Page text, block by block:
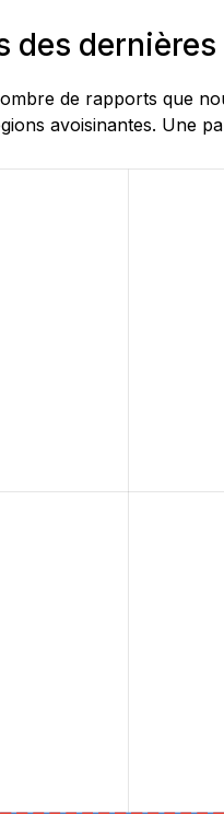
des
de rapports que
avoisinantes. Une